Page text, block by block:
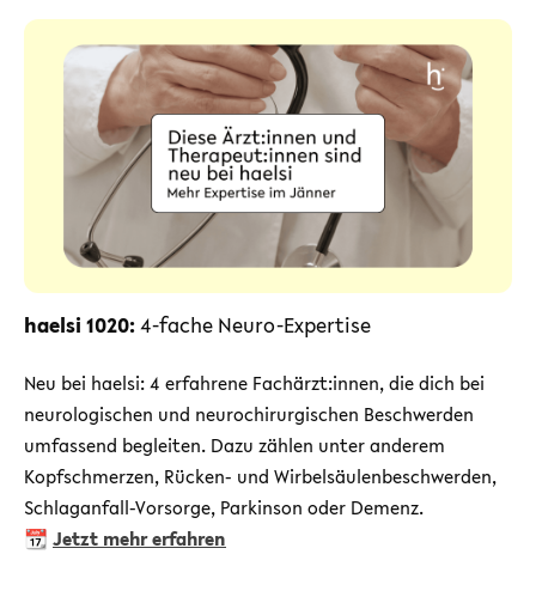
haelsi 1020:4-fache Neuro-Expertise
Neu bei haelsi: 4 erfahrene Fachärzt:innen, die dich bei
neurologischen und neurochirurgischen Beschwerden
umfassend begleiten. Dazu zählen unter anderem
Kopfschmerzen, Rücken- und Wirbelsäulenbeschwerden,
Schlaganfall-Vorsorge, Parkinson oder Demenz.
📆 Jetzt mehr erfahren